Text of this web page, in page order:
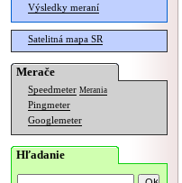
Výsledky meraní
Satelitná mapa SR
Merače
Speedmeter Merania
Pingmeter
Googlemeter
Hľadanie